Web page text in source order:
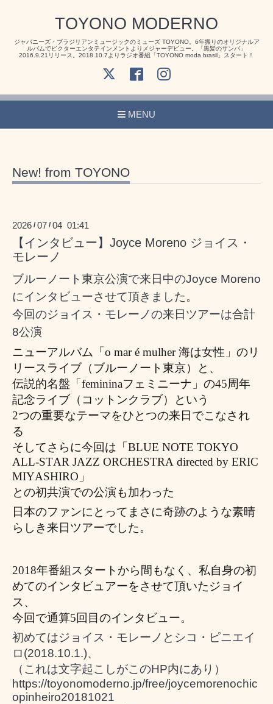
TOYONO MODERNO
ジャパニーズ・ブラジリアンミュージックのミューズ TOYONO。6年振りのオリジナルア
ルバムでビクターエンタテインメントよりメジャーデビュー。「黒髪のサンバ」
2016.9.21リリース。2018.10.7よりラジオ番組「TOYONO moda brasil」スタート！
MENU
New! from TOYONO
2026 /07 /04 01:41
【インタビュー】Joyce Moreno ジョイス・
モレーノ
ブルーノート東京公演で来日中のJoyce Moreno
にインタビューさせて頂きました。
今回のジョイス・モレーノの来日ツアーは合計
8公演
ニューアルバム「o mar é mulher 海は女性」 のリ
リースライブ（ブルーノート東京）と、
伝説的名盤「femininaフェミニーナ」 の45周年
記念ライブ（コットンクラブ）という
2つの重要なテーマをひとつの来日でこなされ
る
そしてさらに今回は「BLUE NOTE TOKYO
ALL-STAR JAZZ ORCHESTRA directed by ERIC
MIYASHIRO 」
との初共演での公演も加わった
日本のファンにとってまさに奇跡のような素晴
らしき来日ツアーでした。
2018年番組スタートから間もなく、私自身の初
めてのインタビュアーをさせて頂いたジョイ
ス、
今回で通算5回目のインタビュー。
初めてはジョイス・モレーノとシコ・ピニエイ
ロ(2018.10.1.)、
（これは文字起こしがこのHP内にあり）
https://toyonomoderno.jp/free/joycemorenochic
opinheiro20181021